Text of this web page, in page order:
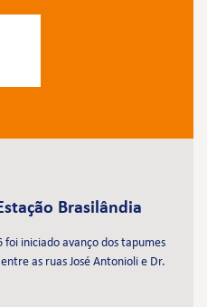
Brasilândia
iniciado avanço dos tapumes
as ruas José Antonioli e Dr.